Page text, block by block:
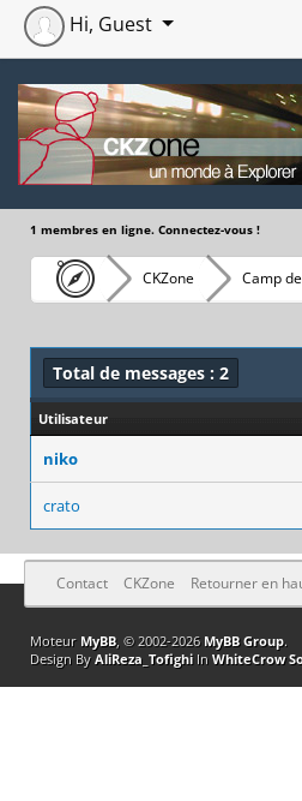
Hi, Guest
1 membres en ligne. Connectez-vous !
CKZone Camp
Total de messages : 2
Utilisateur
niko
crato
Contact CKZone Retourner en
Moteur MyBB, © 2002-2026 MyBB Group.
Design By AliReza_TofighiIn WhiteCrow